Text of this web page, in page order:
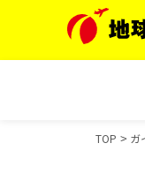
TOP ガ